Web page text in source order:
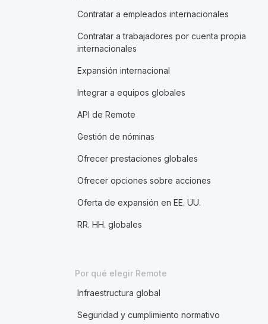
Contratar a empleados internacionales
Contratar a trabajadores por cuenta propia
internacionales
Expansión internacional
Integrar a equipos globales
API de Remote
Gestión de nóminas
Ofrecer prestaciones globales
Ofrecer opciones sobre acciones
Oferta de expansión en EE. UU.
RR. HH. globales
Por qué elegir Remote
Infraestructura global
Seguridad y cumplimiento normativo